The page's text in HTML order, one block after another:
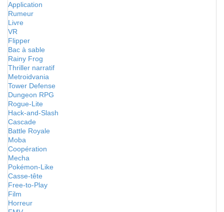
Application
Rumeur
Livre
VR
Flipper
Bac à sable
Rainy Frog
Thriller narratif
Metroidvania
Tower Defense
Dungeon RPG
Rogue-Lite
Hack-and-Slash
Cascade
Battle Royale
Moba
Coopération
Mecha
Pokémon-Like
Casse-tête
Free-to-Play
Film
Horreur